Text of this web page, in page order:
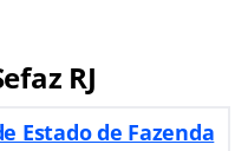
RJ
Estado de Fazenda